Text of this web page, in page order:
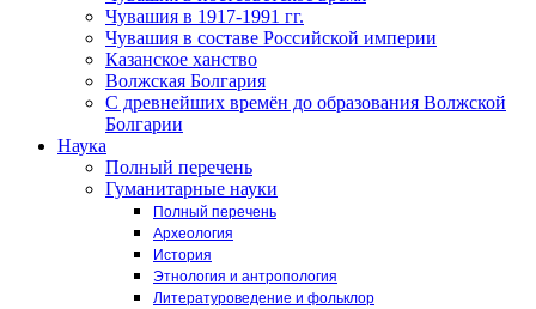
Чувашия в 1917-1991 гг.
Чувашия в составе Российской империи
Казанское ханство
Волжская Болгария
С древнейших времён до образования Волжской
Болгарии
Наука
Полный перечень
Гуманитарные науки
Полный перечень
Археология
История
Этнология и антропология
Литературоведение и фольклор